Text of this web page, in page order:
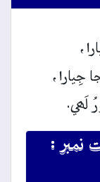
جِيارا،
لَھي.
نمبر :